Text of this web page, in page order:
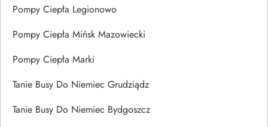
Pompy Ciepła Legionowo
Pompy Ciepła Mińsk Mazowiecki
Pompy Ciepła Marki
Tanie Busy Do Niemiec Grudziądz
Tanie Busy Do Niemiec Bydgoszcz